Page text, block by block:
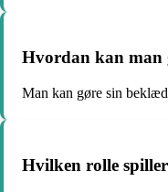
Hvordan kan man
Man kan gøre sin
Hvilken rolle